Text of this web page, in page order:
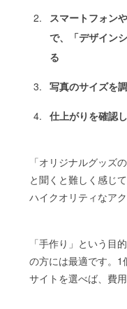
スマートフォン
で、「デザイン
る
写真のサイズを
仕上がりを確認
「オリジナルグッズ
と聞くと難しく感じ
ハイクオリティなア
「手作り」という目
の方には最適です。
サイトを選べば、費